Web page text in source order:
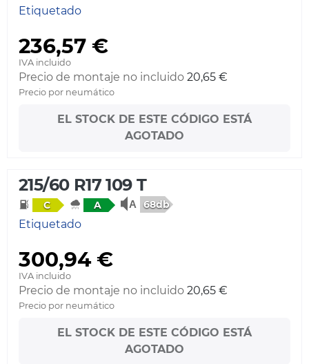
Etiquetado
236,57 €
IVA incluido
Precio de montaje no incluido 20,65 €
Precio por neumático
EL STOCK DE ESTE CÓDIGO ESTÁ
AGOTADO
215/60 R17 109 T
C A 68db
Etiquetado
300,94 €
IVA incluido
Precio de montaje no incluido 20,65 €
Precio por neumático
EL STOCK DE ESTE CÓDIGO ESTÁ
AGOTADO